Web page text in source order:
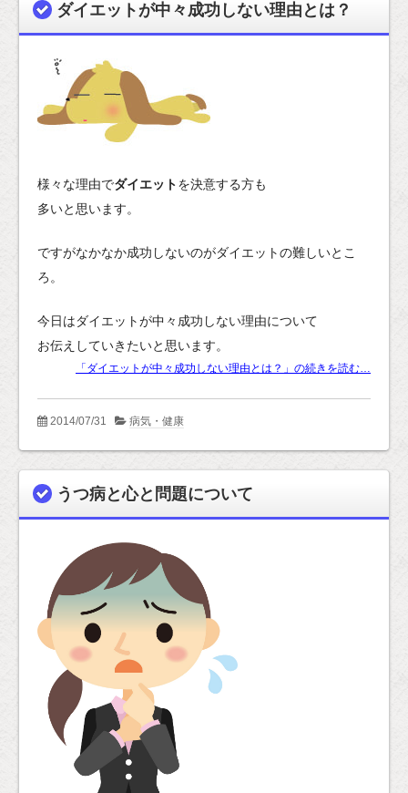
ダイエットが中々成功しない理由とは？
様々な理由でダイエットを決意する方も
多いと思います。
ですがなかなか成功しないのがダイエットの難しいとこ
ろ。
今日はダイエットが中々成功しない理由について
お伝えしていきたいと思います。
「ダイエットが中々成功しない理由とは？」の続きを読む…
2014/07/31 病気・健康
うつ病と心と問題について